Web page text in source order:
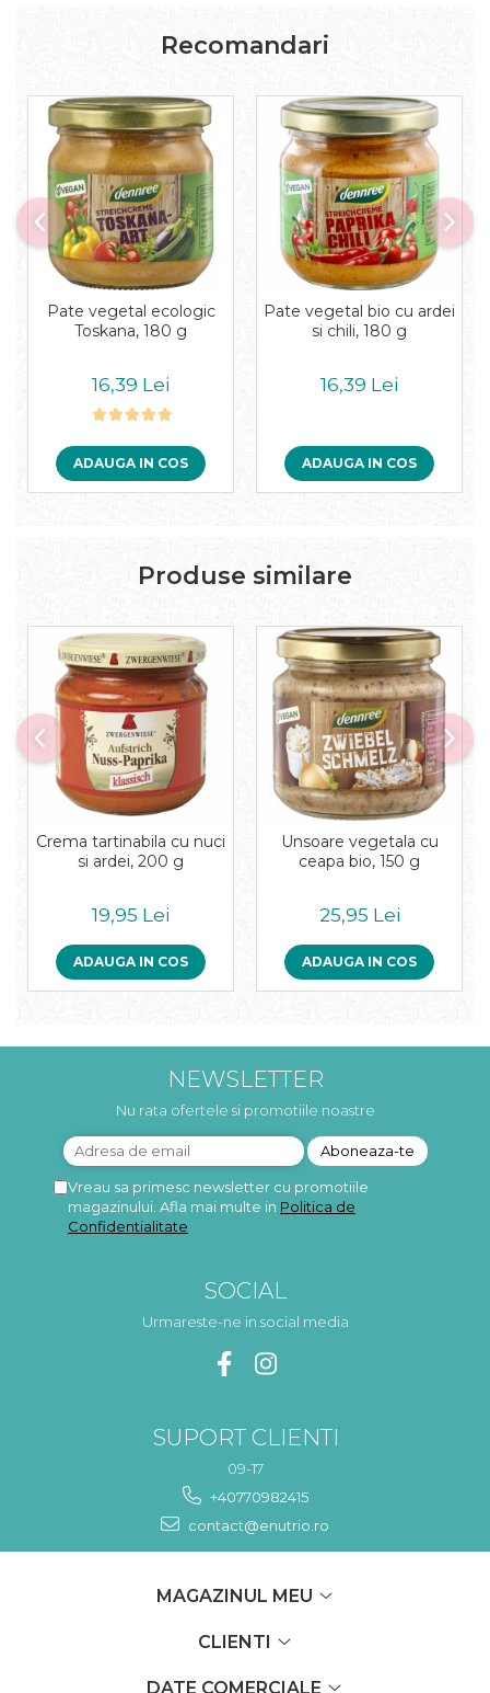
Recomandari
Pate vegetal ecologic
Toskana, 180 g
16,39 Lei
ADAUGA IN COS
Pate vegetal bio cu ardei
si chili, 180 g
16,39 Lei
ADAUGA IN COS
Produse similare
Crema tartinabila cu nuci
si ardei, 200 g
19,95 Lei
ADAUGA IN COS
Unsoare vegetala cu
ceapa bio, 150 g
25,95 Lei
ADAUGA IN COS
NEWSLETTER
Nu rata ofertele si promotiile noastre
Vreau sa primesc newsletter cu promotiile
magazinului. Afla mai multe in Politica de
Confidentialitate
SOCIAL
Urmareste-ne in social media
SUPORT CLIENTI
09-17
+40770982415
contact@enutrio.ro
MAGAZINUL MEU
CLIENTI
DATE COMERCIALE